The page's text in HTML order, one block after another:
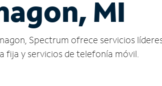
MI
Spectrum ofrece servicios
fija y servicios de telefonía móvil.